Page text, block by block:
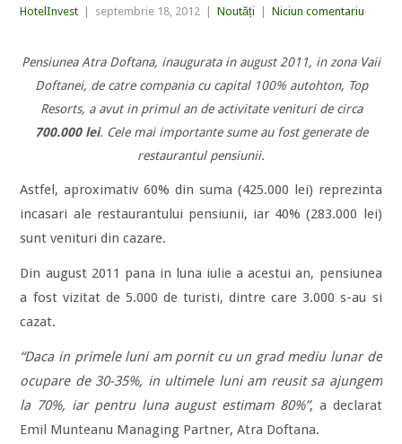
HotelInvest septembrie 18, 2012 Noutăți Niciun comentariu
Pensiunea Atra Doftana, inaugurata in august 2011, in zona Vaii
Doftanei, de catre compania cu capital 100% autohton, Top
Resorts, a avut in primul an de activitate venituri de circa
700.000 lei. Cele mai importante sume au fost generate de
restaurantul pensiunii.
Astfel, aproximativ 60% din suma (425.000 lei) reprezinta
incasari ale restaurantului pensiunii, iar 40% (283.000 lei)
sunt venituri din cazare.
Din august 2011 pana in luna iulie a acestui an, pensiunea
a fost vizitat de 5.000 de turisti, dintre care 3.000 s-au si
cazat.
“Daca in primele luni am pornit cu un grad mediu lunar de
ocupare de 30-35%, in ultimele luni am reusit sa ajungem
la 70%, iar pentru luna august estimam 80%”, a declarat
Emil Munteanu Managing Partner, Atra Doftana.